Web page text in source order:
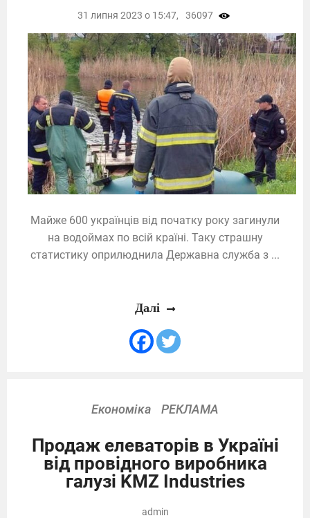
Майже 600 українців від початку року загинули
на водоймах по всій країні. Таку страшну
статистику оприлюднила Державна служба з ...
31 липня 2023 о 15:47, 36097
Далі
Економіка РЕКЛАМА
Продаж елеваторів в Україні
від провідного виробника
галузі KMZ Industries
admin